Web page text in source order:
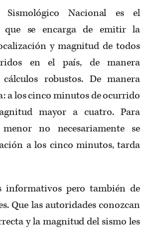
Nacional es el
que se encarga de emitir la
y magnitud de todos
en el país, de manera
robustos. De manera
a los cinco minutos de ocurrido
mayor a cuatro. Para
no necesariamente se
a los cinco minutos, tarda
informativos pero también de
Que las autoridades conozcan
y la magnitud del sismo les